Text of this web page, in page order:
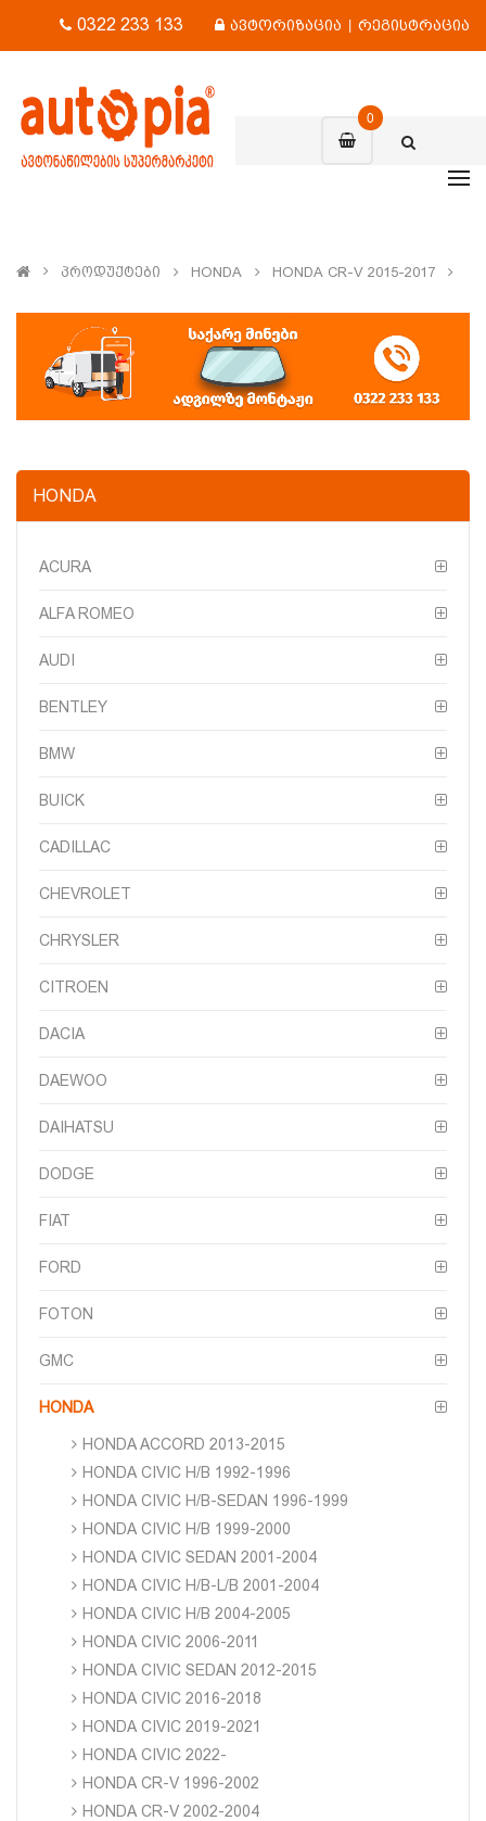
0322 233 133 ავტორიზაცია | რეგისტრაცია
0
Პროდუქტები HONDA HONDA CR-V 2015-2017
HONDA
ACURA
ALFA ROMEO
AUDI
BENTLEY
BMW
BUICK
CADILLAC
CHEVROLET
CHRYSLER
CITROEN
DACIA
DAEWOO
DAIHATSU
DODGE
FIAT
FORD
FOTON
GMC
HONDA
HONDA ACCORD 2013-2015
HONDA CIVIC H/B 1992-1996
HONDA CIVIC H/B-SEDAN 1996-1999
HONDA CIVIC H/B 1999-2000
HONDA CIVIC SEDAN 2001-2004
HONDA CIVIC H/B-L/B 2001-2004
HONDA CIVIC H/B 2004-2005
HONDA CIVIC 2006-2011
HONDA CIVIC SEDAN 2012-2015
HONDA CIVIC 2016-2018
HONDA CIVIC 2019-2021
HONDA CIVIC 2022-
HONDA CR-V 1996-2002
HONDA CR-V 2002-2004